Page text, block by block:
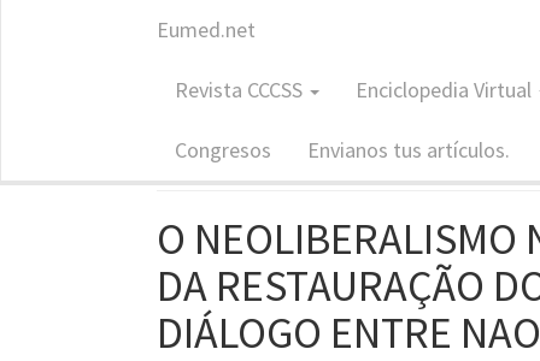
Eumed.net
Revista CCCSS Enciclopedia Virtual
Congresos Envianos tus artículos.
Revista: CCCSS
ISSN: 1988-7833
O NEOLIBERALISMO
DA RESTAURAÇÃO
DIÁLOGO ENTRE